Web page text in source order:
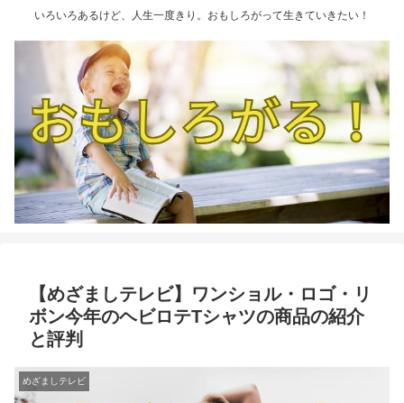
いろいろあるけど、人生一度きり。おもしろがって生きていきたい！
【めざましテレビ】ワンショル・ロゴ・リ
ボン今年のヘビロテTシャツの商品の紹介
と評判
めざましテレビ